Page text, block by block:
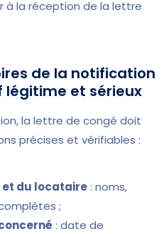
à la réception de la lettre
de la notification
légitime et sérieux
la lettre de congé doit
précises et vérifiables :
et du locataire: noms,
;
: date de